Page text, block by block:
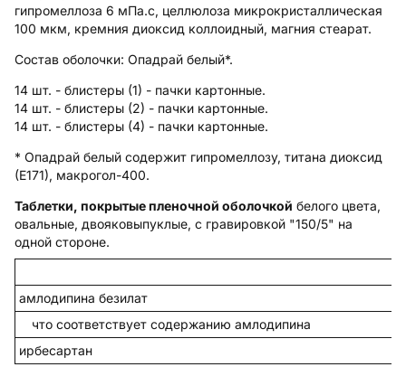
гипромеллоза 6 мПа.с, целлюлоза микрокристаллическая
100 мкм, кремния диоксид коллоидный, магния стеарат.
Состав оболочки: Опадрай белый*.
14 шт. - блистеры (1) - пачки картонные.
14 шт. - блистеры (2) - пачки картонные.
14 шт. - блистеры (4) - пачки картонные.
* Опадрай белый содержит гипромеллозу, титана диоксид
(Е171), макрогол-400.
Таблетки, покрытые пленочной оболочкой белого цвета,
овальные, двояковыпуклые, с гравировкой "150/5" на
одной стороне.
амлодипина безилат
что соответствует содержанию амлодипина
ирбесартан